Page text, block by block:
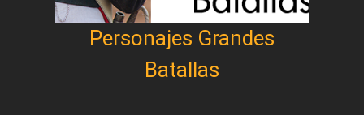
Personajes Grandes
Batallas